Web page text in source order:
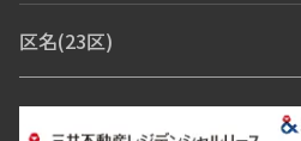
青山・表参道・原宿
市ヶ谷・神楽坂・飯田橋
区名(23区)
江東区